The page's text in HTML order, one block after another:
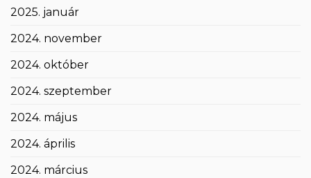
2025. január
2024. november
2024. október
2024. szeptember
2024. május
2024. április
2024. március